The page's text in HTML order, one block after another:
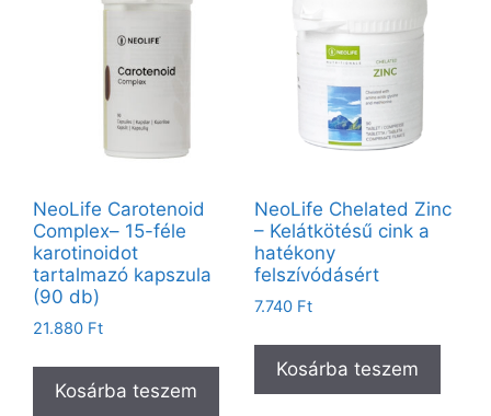
NeoLife Carotenoid
Complex– 15-féle
karotinoidot
tartalmazó kapszula
(90 db)
21.880 Ft
Kosárba teszem
NeoLife Chelated Zinc
– Kelátkötésű cink a
hatékony
felszívódásért
7.740 Ft
Kosárba teszem